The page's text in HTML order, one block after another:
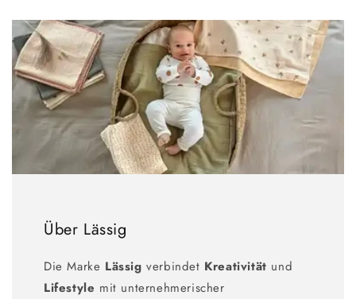
Über Lässig
Die Marke Lässig verbindet Kreativität und
Lifestyle mit unternehmerischer